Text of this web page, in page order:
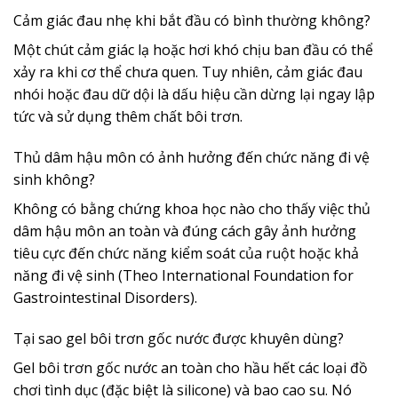
Cảm giác đau nhẹ khi bắt đầu có bình thường không?
Một chút cảm giác lạ hoặc hơi khó chịu ban đầu có thể
xảy ra khi cơ thể chưa quen. Tuy nhiên, cảm giác đau
nhói hoặc đau dữ dội là dấu hiệu cần dừng lại ngay lập
tức và sử dụng thêm chất bôi trơn.
Thủ dâm hậu môn có ảnh hưởng đến chức năng đi vệ
sinh không?
Không có bằng chứng khoa học nào cho thấy việc thủ
dâm hậu môn an toàn và đúng cách gây ảnh hưởng
tiêu cực đến chức năng kiểm soát của ruột hoặc khả
năng đi vệ sinh (Theo International Foundation for
Gastrointestinal Disorders).
Tại sao gel bôi trơn gốc nước được khuyên dùng?
Gel bôi trơn gốc nước an toàn cho hầu hết các loại đồ
chơi tình dục (đặc biệt là silicone) và bao cao su. Nó